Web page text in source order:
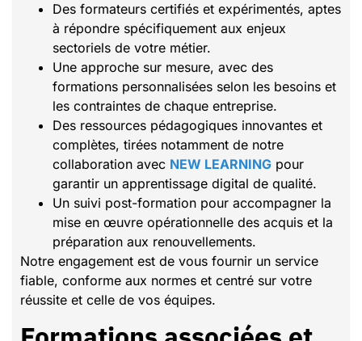
Des formateurs certifiés et expérimentés, aptes
à répondre spécifiquement aux enjeux
sectoriels de votre métier.
Une approche sur mesure, avec des
formations personnalisées selon les besoins et
les contraintes de chaque entreprise.
Des ressources pédagogiques innovantes et
complètes, tirées notamment de notre
collaboration avec NEW LEARNING pour
garantir un apprentissage digital de qualité.
Un suivi post-formation pour accompagner la
mise en œuvre opérationnelle des acquis et la
préparation aux renouvellements.
Notre engagement est de vous fournir un service
fiable, conforme aux normes et centré sur votre
réussite et celle de vos équipes.